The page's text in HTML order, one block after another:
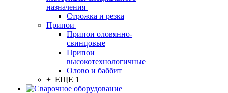
назначения
Строжка и резка
Припои
Припои оловянно-
свинцовые
Припои
высокотехнологичные
Олово и баббит
+ ЕЩЕ 1